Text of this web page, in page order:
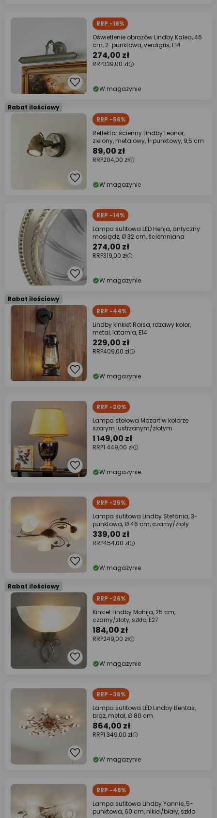
RRP -19%
Oświetlenie obrazów Lindby Kalea, 46
cm, 2-punktowa, verdigris, E14
274,00 zł
RRP339,00 zł
W magazynie
Rabat ilościowy
RRP -56%
Reflektor ścienny Lindby Leonor,
zielony, metalowy, 1-punktowy, 9,5 cm
89,00 zł
RRP204,00 zł
W magazynie
RRP -14%
Lampa sufitowa LED Henja, antyczny
mosiądz, Ø 32 cm, ściemniana
274,00 zł
RRP319,00 zł
W magazynie
Rabat ilościowy
RRP -44%
Lindby kinkiet Raisa, rdzawy kolor,
metal, latarnia, E14
229,00 zł
RRP409,00 zł
W magazynie
RRP -20%
Lampa stołowa Mozart w kolorze
szarym lustrzanym/złotym
1 149,00 zł
RRP1 449,00 zł
W magazynie
RRP -25%
Lampa sufitowa Lindby Stefania, 3-
punktowa, Ø 46 cm, czarny/złoty
339,00 zł
RRP454,00 zł
W magazynie
Rabat ilościowy
RRP -26%
Kinkiet Lindby Mohija, 25 cm,
czarny/złoty, szkło, E27
184,00 zł
RRP249,00 zł
W magazynie
RRP -36%
Lampa sufitowa LED Lindby Bentas,
brąz, metal, Ø 80 cm
864,00 zł
RRP1 349,00 zł
W magazynie
RRP -48%
Lampa sufitowa Lindby Yannie, 5-
punktowa, 60 cm, nikiel/biały, szkło